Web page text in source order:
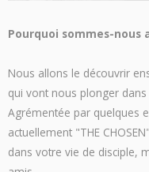
Pourquoi sommes-nous
Nous allons le découvrir
qui vont nous plonger
Agrémentée par quelques
actuellement "THE
dans votre vie de disciple,